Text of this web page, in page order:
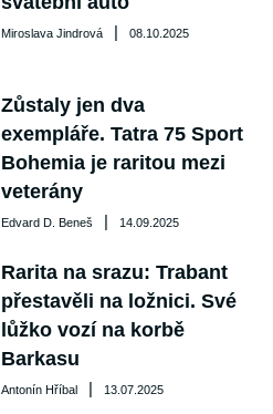
Miroslava Jindrová | 08.10.2025
Zůstaly jen dva
exempláře. Tatra 75 Sport
Bohemia je raritou mezi
veterány
Edvard D. Beneš | 14.09.2025
Rarita na srazu: Trabant
přestavěli na ložnici. Své
lůžko vozí na korbě
Barkasu
Antonín Hříbal | 13.07.2025